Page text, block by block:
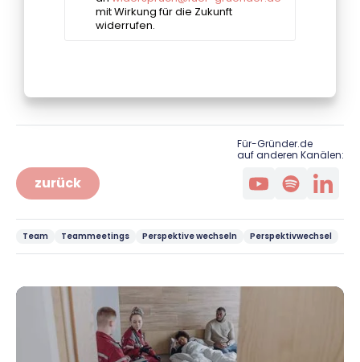
zurück
Für-Gründer.de
auf anderen Kanälen:
Team Teammeetings Perspektive wechseln Perspektivwechsel